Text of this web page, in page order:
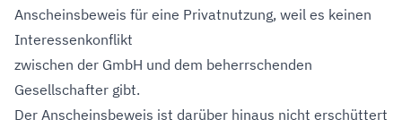
Anscheinsbeweis für eine Privatnutzung, weil es keinen
Interessenkonflikt
zwischen der GmbH und dem beherrschenden
Gesellschafter gibt.
Der Anscheinsbeweis ist darüber hinaus nicht erschüttert